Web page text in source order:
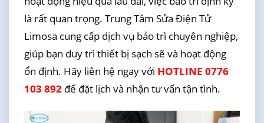
là rất quan trọng. Trung Tâm Sửa Điện Tử
Limosa cung cấp dịch vụ bảo trì chuyên nghiệp,
giúp bạn duy trì thiết bị sạch sẽ và hoạt động
ổn định. Hãy liên hệ ngay với HOTLINE 0776
103 892để đặt lịch và nhận tư vấn tận tình.